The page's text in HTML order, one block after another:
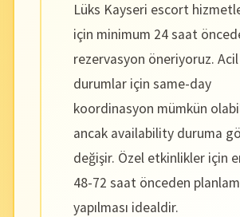
Lüks Kayseri escort
için minimum 24 saat
rezervasyon öneriyoruz. Acil
durumlar için same-day
koordinasyon mümkün
ancak availability duruma
değişir. Özel etkinlikler için
48-72 saat önceden
yapılması idealdir.